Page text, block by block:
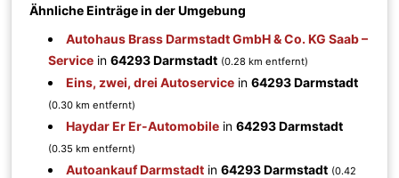
Ähnliche Einträge in der Umgebung
Autohaus Brass Darmstadt GmbH & Co. KG Saab –
Service in64293 Darmstadt (0.28 km entfernt)
Eins, zwei, drei Autoservice in64293 Darmstadt
(0.30 km entfernt)
Haydar Er Er-Automobile in64293 Darmstadt
(0.35 km entfernt)
Autoankauf Darmstadt in64293 Darmstadt (0.42